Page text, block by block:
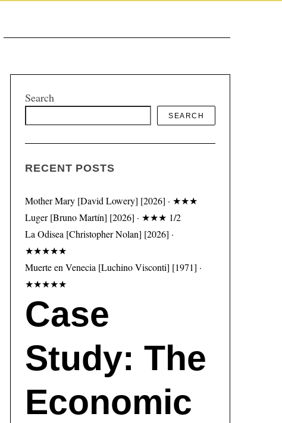
Search
SEARCH
RECENT POSTS
Mother Mary [David Lowery] [2026] · ★★★
Luger [Bruno Martín] [2026] · ★★★ 1/2
La Odisea [Christopher Nolan] [2026] ·
★★★★★
Muerte en Venecia [Luchino Visconti] [1971] ·
★★★★★
Case
Study: The
Economic